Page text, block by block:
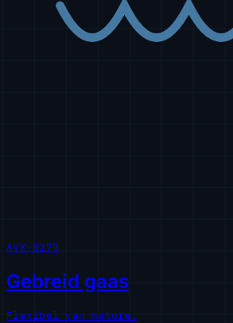
AVX-0270
Gebreid gaas
Flexibel van nature.